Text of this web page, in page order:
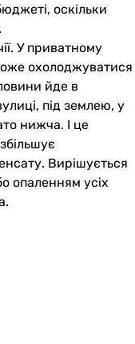
оскільки
У приватному
охолоджуватися
йде в
під землею, у
нижча. І це
Вирішується
опаленням усіх